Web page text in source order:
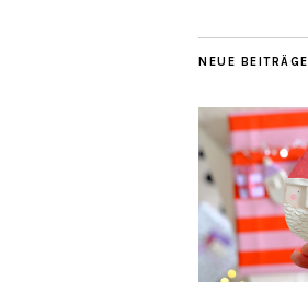
NEUE BEITRÄGE